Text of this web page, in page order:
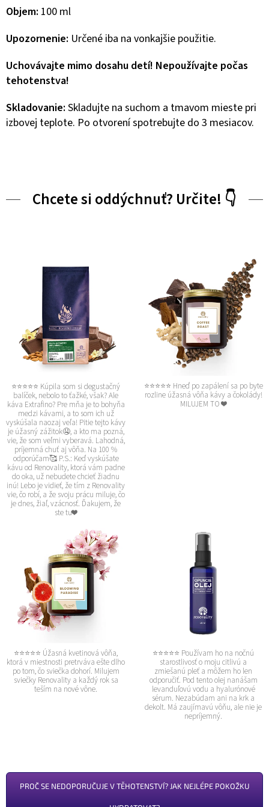
Objem: 100 ml
Upozornenie: Určené iba na vonkajšie použitie.
Uchovávajte mimo dosahu detí! Nepoužívajte počas
tehotenstva!
Skladovanie: Skladujte na suchom a tmavom mieste pri
izbovej teplote. Po otvorení spotrebujte do 3 mesiacov.
Chcete si oddýchnuť? Určite! 👇
⭐⭐⭐⭐⭐ Kúpila som si degustačný
balíček, nebolo to ťažké, však? Ale
káva Extrafino? Pre mňa je to bohyňa
medzi kávami, a to som ich už
vyskúšala naozaj veľa! Pitie tejto kávy
je úžasný zážitok🤤, a kto ma pozná,
vie, že som veľmi vyberavá. Lahodná,
príjemná chuť aj vôňa. Na 100 %
odporúčam🥰 P.S.: Keď vyskúšate
kávu od Renovality, ktorá vám padne
do oka, už nebudete chcieť žiadnu
inú! Lebo je vidieť, že tím z Renovality
vie, čo robí, a že svoju prácu miluje, čo
je dnes, žiaľ, vzácnosť. Ďakujem, že
ste tu❤️
⭐⭐⭐⭐⭐ Hneď po zapálení sa po byte
rozline úžasná vôňa kávy a čokolády!
MILUJEM TO ❤️
⭐⭐⭐⭐⭐ Úžasná kvetinová vôňa,
ktorá v miestnosti pretrváva ešte dlho
po tom, čo sviečka dohorí. Milujem
sviečky Renovality a každý rok sa
teším na nové vône.
⭐⭐⭐⭐⭐ Používam ho na nočnú
starostlivosť o moju citlivú a
zmiešanú pleť a môžem ho len
odporučiť. Pod tento olej nanášam
levanduľovú vodu a hyalurónové
sérum. Nezabúdam ani na krk a
dekolt. Má zaujímavú vôňu, ale nie je
nepríjemný.
PROČ SE NEDOPORUČUJE V TĚHOTENSTVÍ? JAK NEJLÉPE POKOŽKU